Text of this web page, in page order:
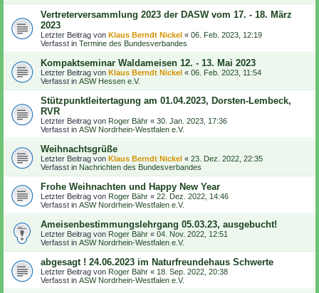
Vertreterversammlung 2023 der DASW vom 17. - 18. März
2023
Letzter Beitrag von Klaus Berndt Nickel « 06. Feb. 2023, 12:19
Verfasst in Termine des Bundesverbandes
Kompaktseminar Waldameisen 12. - 13. Mai 2023
Letzter Beitrag von Klaus Berndt Nickel « 06. Feb. 2023, 11:54
Verfasst in ASW Hessen e.V.
Stützpunktleitertagung am 01.04.2023, Dorsten-Lembeck,
RVR
Letzter Beitrag von Roger Bähr « 30. Jan. 2023, 17:36
Verfasst in ASW Nordrhein-Westfalen e.V.
Weihnachtsgrüße
Letzter Beitrag von Klaus Berndt Nickel « 23. Dez. 2022, 22:35
Verfasst in Nachrichten des Bundesverbandes
Frohe Weihnachten und Happy New Year
Letzter Beitrag von Roger Bähr « 22. Dez. 2022, 14:46
Verfasst in ASW Nordrhein-Westfalen e.V.
Ameisenbestimmungslehrgang 05.03.23, ausgebucht!
Letzter Beitrag von Roger Bähr « 04. Nov. 2022, 12:51
Verfasst in ASW Nordrhein-Westfalen e.V.
abgesagt ! 24.06.2023 im Naturfreundehaus Schwerte
Letzter Beitrag von Roger Bähr « 18. Sep. 2022, 20:38
Verfasst in ASW Nordrhein-Westfalen e.V.